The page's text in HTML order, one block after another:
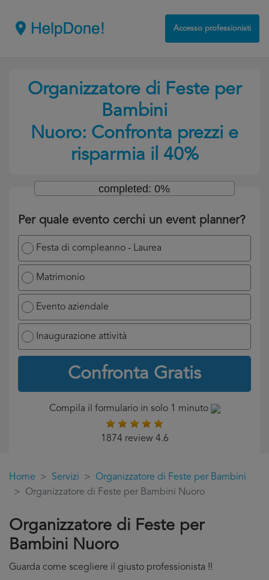
Accesso professionisti
Organizzatore di Feste per
Bambini
Nuoro: Confronta prezzi e
risparmia il 40%
Per quale evento cerchi un event planner?
Festa di compleanno - Laurea
Matrimonio
Evento aziendale
Inaugurazione attività
Confronta Gratis
completed: 0%
Compila il formulario in solo 1 minuto
1874 review 4.6
Home Servizi
Organizzatore di Feste per Bambini
Organizzatore di Feste per Bambini Nuoro
Organizzatore di Feste per
Bambini Nuoro
Guarda come scegliere il giusto professionista !!